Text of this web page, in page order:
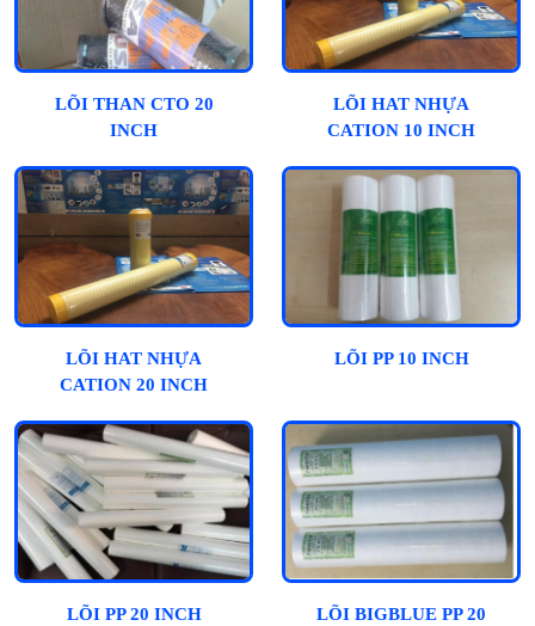
LÕI THAN CTO 20
INCH
LÕI HAT NHỰA
CATION 10 INCH
LÕI HAT NHỰA
CATION 20 INCH
LÕI PP 10 INCH
LÕI PP 20 INCH
LÕI BIGBLUE PP 20